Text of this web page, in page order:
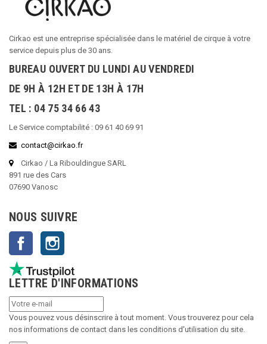
Cirkao est une entreprise spécialisée dans le matériel de cirque à votre
service depuis plus de 30 ans.
BUREAU OUVERT DU LUNDI AU VENDREDI
DE 9H À 12H ET DE 13H À 17H
TEL : 04 75 34 66 43
Le Service comptabilité : 09 61 40 69 91
contact@cirkao.fr
Cirkao / La Ribouldingue SARL
891 rue des Cars
07690 Vanosc
NOUS SUIVRE
Facebook
LETTRE D'INFORMATIONS
Vous pouvez vous désinscrire à tout moment. Vous trouverez pour cela
nos informations de contact dans les conditions d'utilisation du site.